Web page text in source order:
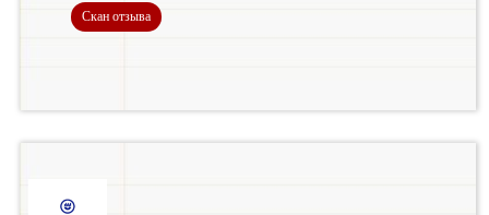
Скан отзыва